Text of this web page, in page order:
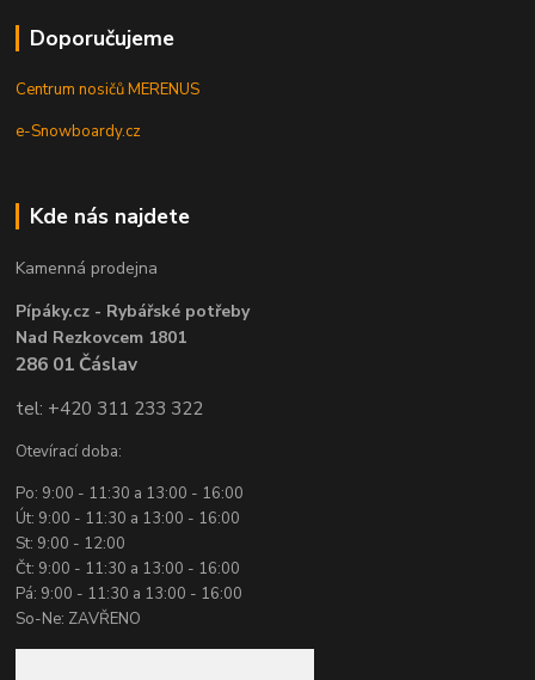
Doporučujeme
Centrum nosičů MERENUS
e-Snowboardy.cz
Kde nás najdete
Kamenná prodejna
Pípáky.cz - Rybářské potřeby
Nad Rezkovcem 1801
286 01 Čáslav
tel: +420 311 233 322
Otevírací doba:
Po: 9:00 - 11:30 a 13:00 - 16:00
Út: 9:00 - 11:30 a 13:00 - 16:00
St: 9:00 - 12:00
Čt: 9:00 - 11:30 a 13:00 - 16:00
Pá: 9:00 - 11:30 a 13:00 - 16:00
So-Ne: ZAVŘENO